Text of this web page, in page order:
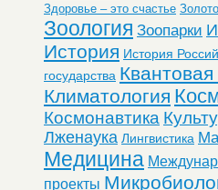
Здоровье – это счастье
Зоология Зоопарки
История История
государства
Климатология
Космонавтика
Лженаука Лингвистика
Медицина
проекты